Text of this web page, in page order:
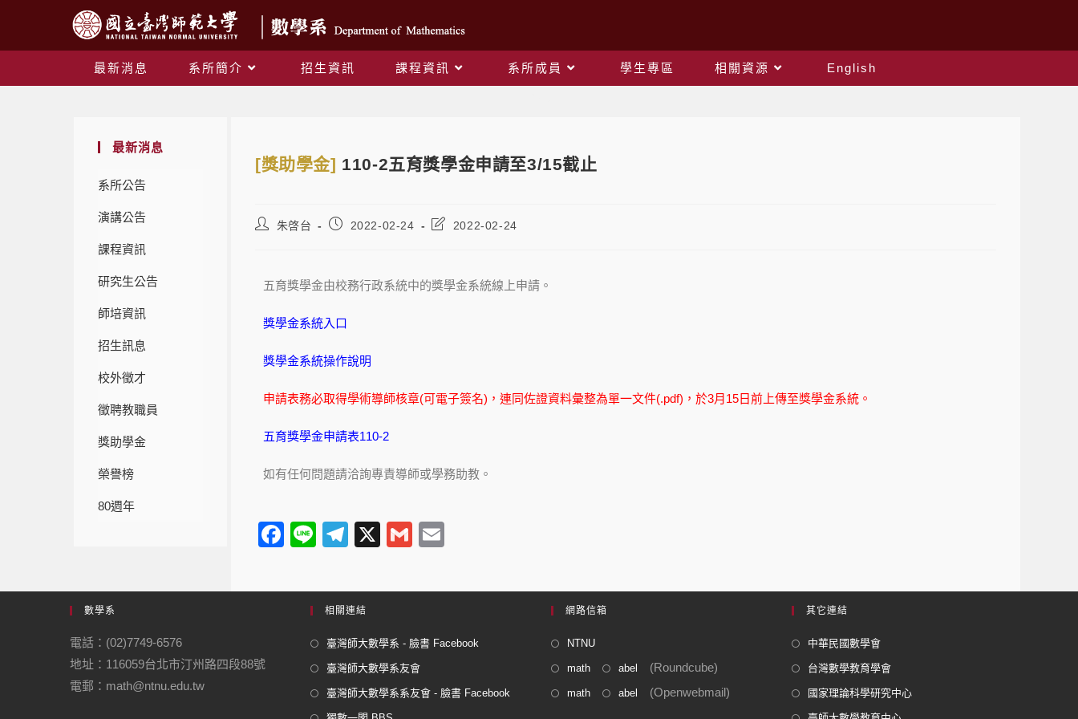
最新消息 系所簡介 招生資訊 課程資訊 系所成員 學生專區 相關資源
English
最新消息
系所公告
演講公告
課程資訊
研究生公告
師培資訊
招生訊息
校外徵才
徵聘教職員
獎助學金
榮譽榜
80週年
[獎助學金] 110-2五育獎學金申請至3/15截止
朱啓台 2022-02-24 2022-02-24
五育獎學金由校務行政系統中的獎學金系統線上申請。
獎學金系統入口
獎學金系統操作說明
申請表務必取得學術導師核章(可電子簽名)，連同佐證資料彙整為單一文件(.pdf)，於3月15日前上傳至獎學金系統。
五育獎學金申請表110-2
如有任何問題請洽詢專責導師或學務助教。
F
c
Li
e
T
e
gr
a
m
X
G
ail ail
數學系
電話：(02)7749-6576
地址：116059台北市汀州路四段88號
電郵：math@ntnu.edu.tw
相關連結
臺灣師大數學系 - 臉書 Facebook
臺灣師大數學系友會
臺灣師大數學系系友會 - 臉書 Facebook
網路信箱
NTNU
math abel (Roundcube)
math abel (Openwebmail)
其它連結
中華民國數學會
台灣數學教育學會
國家理論科學研究中心